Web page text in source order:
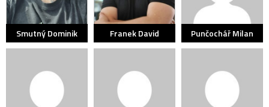
Smutný Dominik Franek David Punčochář Milan